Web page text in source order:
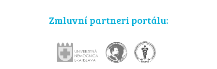
Zmluvní partneri portálu: